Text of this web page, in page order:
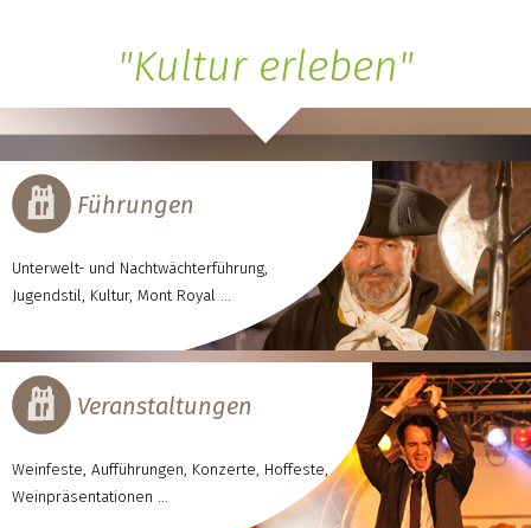
"Kultur erleben"
Führungen
Unterwelt- und Nachtwächterführung,
Jugendstil, Kultur, Mont Royal ...
Veranstaltungen
Weinfeste, Aufführungen, Konzerte, Hoffeste,
Weinpräsentationen ...